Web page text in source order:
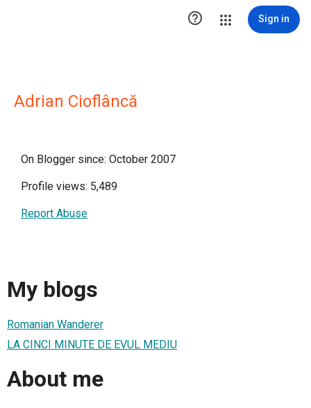
 Sign in
Adrian Cioflâncă
On Blogger since: October 2007
Profile views: 5,489
Report Abuse
My blogs
Romanian Wanderer
LA CINCI MINUTE DE EVUL MEDIU
About me